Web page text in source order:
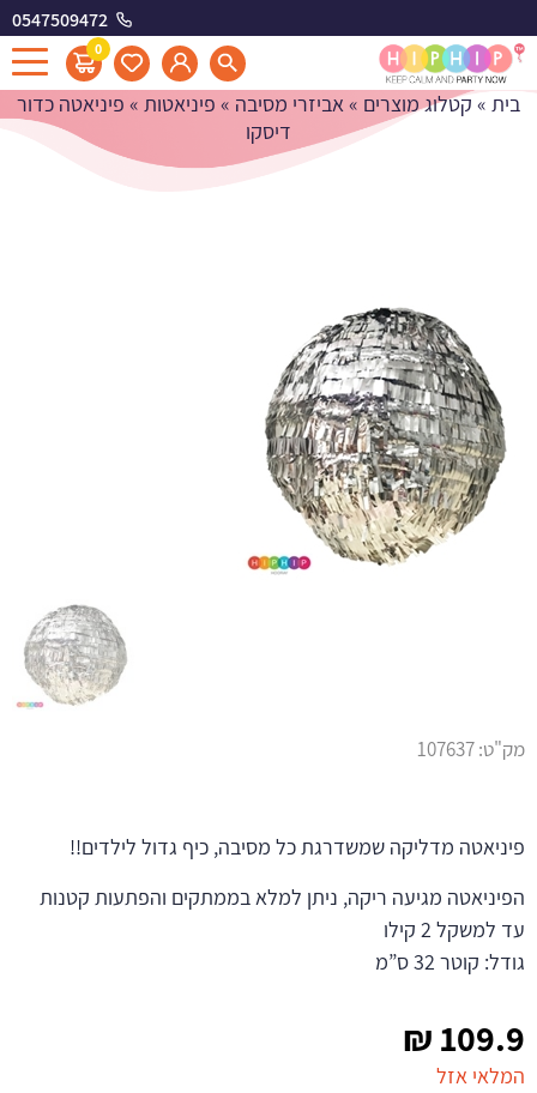
0547509472
0
פיניאטה כדור דיסקו
בית » קטלוג מוצרים »אביזרי מסיבה » פיניאטות » פיניאטה כדור
דיסקו
109.9
₪
המלאי אזל
מק"ט:107637
פיניאטה מדליקה שמשדרגת כל מסיבה, כיף גדול לילדים!!
הפיניאטה מגיעה ריקה, ניתן למלא בממתקים והפתעות קטנות
עד למשקל 2 קילו
גודל: קוטר 32 ס”מ